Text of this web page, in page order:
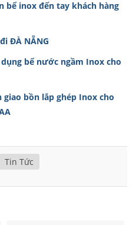
bể inox đến tay khách hàng
ĐÀ NẴNG
bể nước ngầm Inox cho
bồn lắp ghép Inox cho
Tin Tức